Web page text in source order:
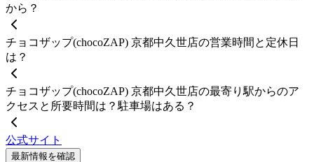
から？
チョコザップ(chocoZAP) 京都中久世店の営業時間と定休日
は？
チョコザップ(chocoZAP) 京都中久世店の最寄り駅からのア
クセスと所要時間は？駐車場はある？
公式サイト
最新情報を確認